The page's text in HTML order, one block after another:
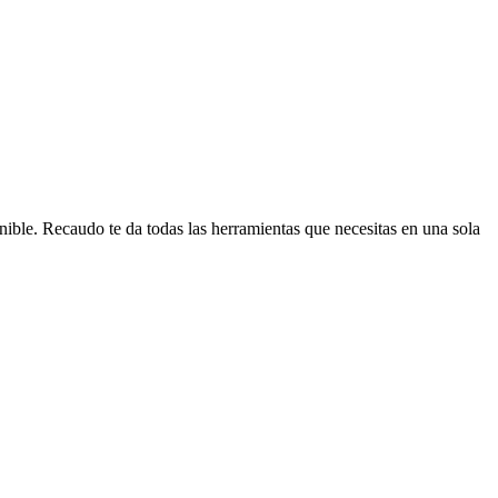
Recaudo te da todas las herramientas que necesitas en una sola